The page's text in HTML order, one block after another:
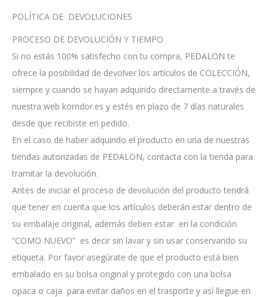
POLÍTICA DE DEVOLUCIONES
PROCESO DE DEVOLUCIÓN Y TIEMPO
Si no estás 100% satisfecho con tu compra, PEDALON te
ofrece la posibilidad de devolver los artículos de COLECCIÓN,
siempre y cuando se hayan adquirido directamente a través de
nuestra web korridor.es y estés en plazo de 7 días naturales
desde que recibiste en pedido.
En el caso de haber adquirido el producto en una de nuestras
tiendas autorizadas de PEDALON, contacta con la tienda para
tramitar la devolución.
Antes de iniciar el proceso de devolución del producto tendrá
que tener en cuenta que los artículos deberán estar dentro de
su embalaje original, además deben estar en la condición
“COMO NUEVO” es decir sin lavar y sin usar conservando su
etiqueta. Por favor asegúrate de que el producto está bien
embalado en su bolsa original y protegido con una bolsa
opaca o caja para evitar daños en el trasporte y así llegue en